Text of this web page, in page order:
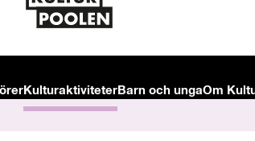
KulturaktiviteterBarn och ungaOm